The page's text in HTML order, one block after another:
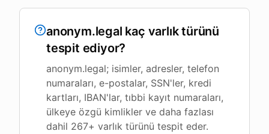
anonym.legal kaç varlık türünü
tespit ediyor?
anonym.legal; isimler, adresler, telefon
numaraları, e-postalar, SSN'ler, kredi
kartları, IBAN'lar, tıbbi kayıt numaraları,
ülkeye özgü kimlikler ve daha fazlası
dahil 267+ varlık türünü tespit eder.